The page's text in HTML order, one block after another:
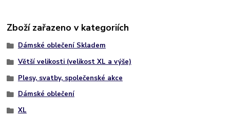
Zboží zařazeno v kategoriích
Dámské oblečení Skladem
Větší velikosti (velikost XL a výše)
Plesy, svatby, společenské akce
Dámské oblečení
XL